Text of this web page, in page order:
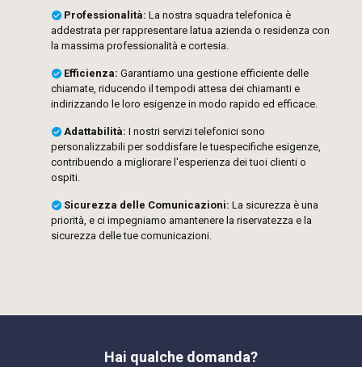
Professionalità: La nostra squadra telefonica è
addestrata per rappresentare latua azienda o residenza con
la massima professionalità e cortesia.
Efficienza: Garantiamo una gestione efficiente delle
chiamate, riducendo il tempodi attesa dei chiamanti e
indirizzando le loro esigenze in modo rapido ed efficace.
Adattabilità: I nostri servizi telefonici sono
personalizzabili per soddisfare le tuespecifiche esigenze,
contribuendo a migliorare l'esperienza dei tuoi clienti o
ospiti.
Sicurezza delle Comunicazioni: La sicurezza è una
priorità, e ci impegniamo amantenere la riservatezza e la
sicurezza delle tue comunicazioni.
Hai qualche domanda?